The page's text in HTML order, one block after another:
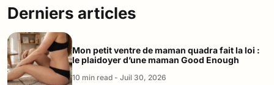
Derniers articles
Mon petit ventre de maman quadra fait la loi :
le plaidoyer d’une maman Good Enough
10 min read - Juil 30, 2026